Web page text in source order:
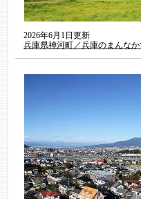
2026年6月1日更新
兵庫県神河町／兵庫のまんな